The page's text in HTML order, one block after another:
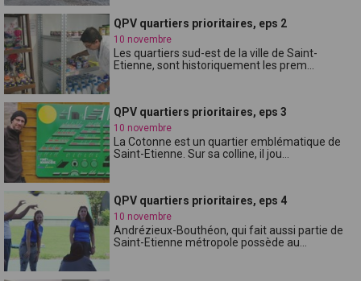
QPV quartiers prioritaires, eps 2
10 novembre
Les quartiers sud-est de la ville de Saint-
Etienne, sont historiquement les prem...
QPV quartiers prioritaires, eps 3
10 novembre
La Cotonne est un quartier emblématique de
Saint-Etienne. Sur sa colline, il jou...
QPV quartiers prioritaires, eps 4
10 novembre
Andrézieux-Bouthéon, qui fait aussi partie de
Saint-Etienne métropole possède au...